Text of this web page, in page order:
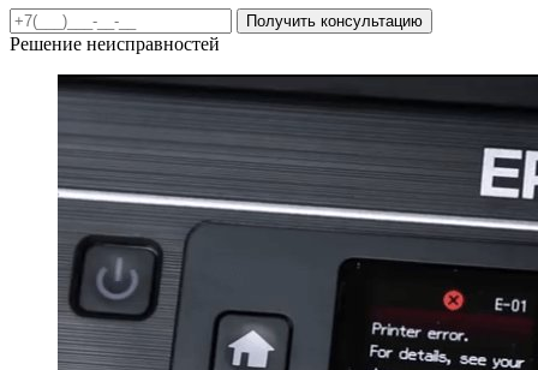
Получить консультацию
Решение неисправностей